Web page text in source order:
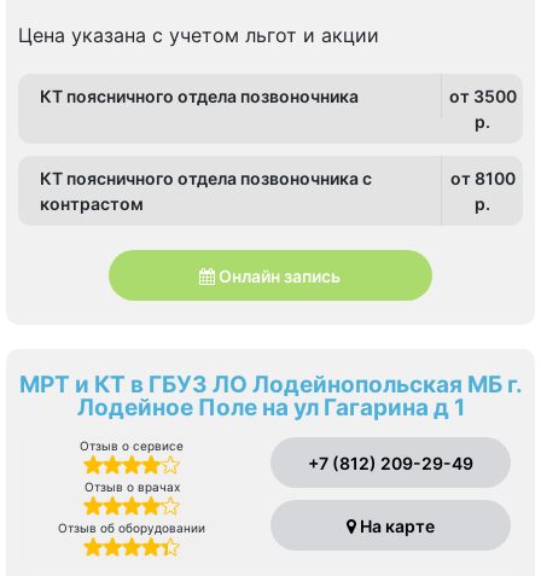
Цена указана с учетом льгот и акции
КТ поясничного отдела позвоночника
от 3500
p.
КТ поясничного отдела позвоночника с
контрастом
от 8100
p.
Онлайн запись
МРТ и КТ в ГБУЗ ЛО Лодейнопольская МБ г.
Лодейное Поле на ул Гагарина д 1
Отзыв о сервисе
Отзыв о врачах
Отзыв об оборудовании
+7 (812) 209-29-49
На карте